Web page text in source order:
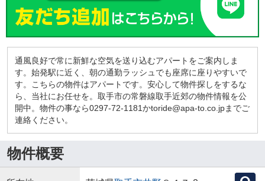
通風良好で常に新鮮な空気を送り込むアパートをご案内しま
す。始発駅に近く、朝の通勤ラッシュでも座席に座りやすいで
す。こちらの物件はアパートです。安心して物件探しをするな
ら、当社にお任せを。取手市の常磐線取手近郊の物件情報を公
開中。物件の事なら0297-72-1181かtoride@apa-to.co.jpまでご
連絡ください。
物件概要